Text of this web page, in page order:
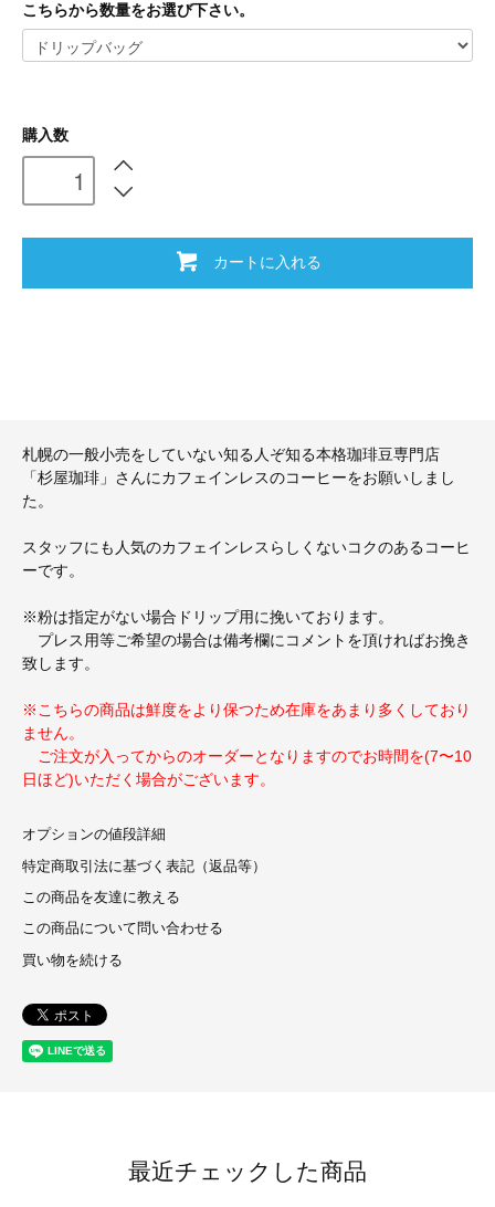
こちらから数量をお選び下さい。
購入数
カートに入れる
札幌の一般小売をしていない知る人ぞ知る本格珈琲豆専門店
「杉屋珈琲」さんにカフェインレスのコーヒーをお願いしまし
た。
スタッフにも人気のカフェインレスらしくないコクのあるコーヒ
ーです。
※粉は指定がない場合ドリップ用に挽いております。
プレス用等ご希望の場合は備考欄にコメントを頂ければお挽き
致します。
※こちらの商品は鮮度をより保つため在庫をあまり多くしており
ません。
ご注文が入ってからのオーダーとなりますのでお時間を(7〜10
日ほど)いただく場合がございます。
オプションの値段詳細
特定商取引法に基づく表記（返品等）
この商品を友達に教える
この商品について問い合わせる
買い物を続ける
最近チェックした商品